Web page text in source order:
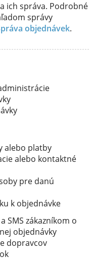
ich správa. Podrobné
správy
objednávek.
alebo platby
alebo kontaktné
pre danú
k objednávke
SMS zákazníkom o
objednávky
dopravcov